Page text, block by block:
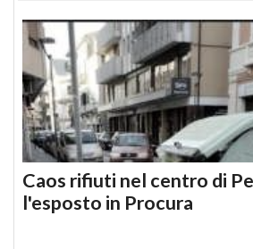
Caos rifiuti nel centro di
l'esposto in Procura